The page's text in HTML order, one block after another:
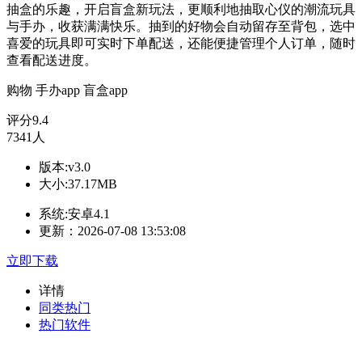
抽盒的乐趣，开启盲盒新玩法，更顺利地抽取心仪的潮流玩具
与手办，收获满满快乐。抽到的好物会自动留存至背包，选中
喜爱的玩具即可实时下单配送，还能便捷管理个人订单，随时
查看配送进度。
购物 手办app 盲盒app
评分9.4
7341人
版本:v3.0
大小:37.17MB
系统:安卓4.1
更新：2026-07-08 13:53:08
立即下载
详情
同类热门
热门软件